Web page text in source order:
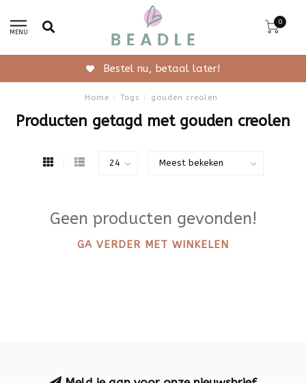
MENU
0
Bestel nu, betaal later!
Home / Tags / gouden creolen
Producten getagd met gouden creolen
Geen producten gevonden!
GA VERDER MET WINKELEN